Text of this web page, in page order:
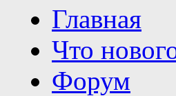
Главная
Что
Форум